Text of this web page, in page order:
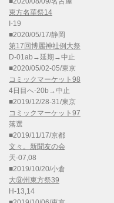
東方名華祭14
I-19
■2020/05/17/静岡
第17回博麗神社例大祭
D-01ab→延期→中止
■2020/05/02-05/東京
コミックマーケット98
4日目へ-20b→中止
■2019/12/28-31/東京
コミックマーケット97
落選
■2019/11/17/京都
文々。新聞友の会
天-07,08
■2019/10/20/小倉
大⑨州東方祭39
H-13,14